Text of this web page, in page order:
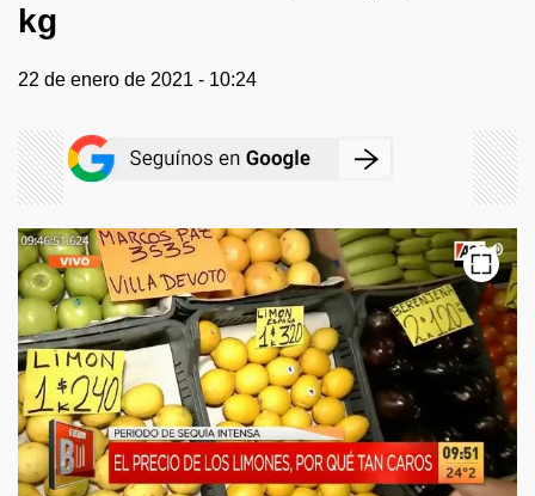
kg
22 de enero de 2021 - 10:24